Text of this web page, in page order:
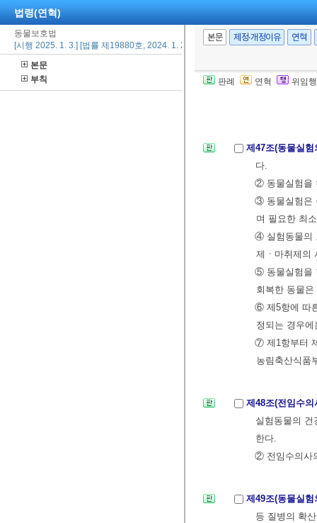
법령(연혁)
동물보호법
[시행 2025. 1. 3.] [법률 제19880호, 2024. 1. 2., 일부개정]
본문
부칙
본문 제정·개정이유 연혁
판례 연혁 위임
기록의 작성
③ 동물보호센
에 따른 공설
제47조(동물실
다.
② 동물실험을
③ 동물실험은
며 필요한 최
④ 실험동물의
제ㆍ마취제의
⑤ 동물실험을
회복한 동물
⑥ 제5항에 따
정되는 경우
⑦ 제1항부터
농림축산식품
제48조(전임수
실험동물의 건
한다.
② 전임수의사
제49조(동물실
등 질병의 확